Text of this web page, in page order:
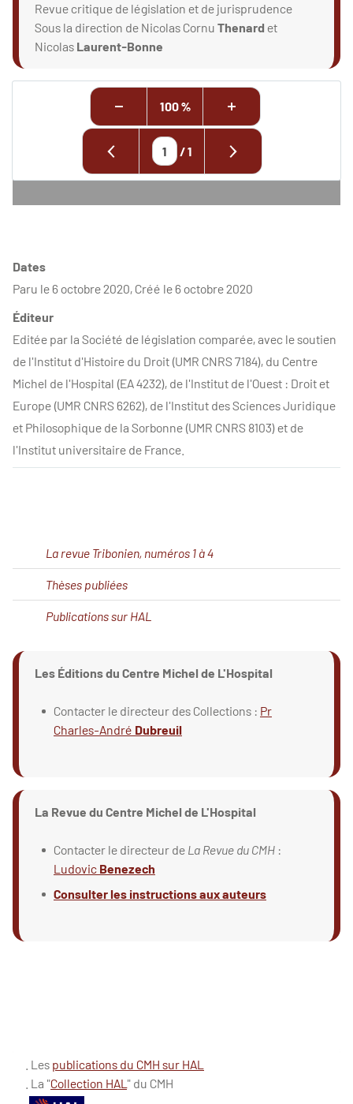
Revue critique de législation et de jurisprudence
Sous la direction de Nicolas Cornu Thenard et
Nicolas Laurent-Bonne
100 %
/1
Dates
Paru le 6 octobre 2020, Créé le 6 octobre 2020
Éditeur
Editée par la Société de législation comparée, avec le soutien
de l'Institut d'Histoire du Droit (UMR CNRS 7184), du Centre
Michel de l'Hospital (EA 4232), de l'Institut de l'Ouest : Droit et
Europe (UMR CNRS 6262), de l'Institut des Sciences Juridique
et Philosophique de la Sorbonne (UMR CNRS 8103) et de
l'Institut universitaire de France.
La revue Tribonien, numéros 1 à 4
Thèses publiées
Publications sur HAL
Les Éditions du Centre Michel de L'Hospital
Contacter le directeur des Collections : Pr
Charles-André Dubreuil
La Revue du Centre Michel de L'Hospital
Contacter le directeur de La Revue du CMH :
Ludovic Benezech
Consulter les instructions aux auteurs
. Les publications du CMH sur HAL
. La "Collection HAL " du CMH